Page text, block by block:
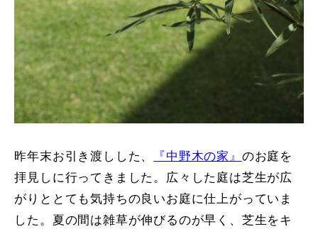
昨年末お引き渡しした、 『中野木の家』 のお庭を
拝見しに行ってきました。広々した庭は芝生が広
がりととても気持ちの良いお庭に仕上がっていま
した。夏の間は雑草が伸びるのが早く、芝生をキ